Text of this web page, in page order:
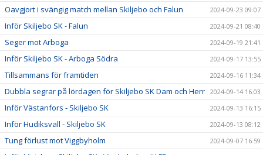
Oavgjort i svängig match mellan Skiljebo och Falun 2024-09-23 09:07
Inför Skiljebo SK - Falun 2024-09-21 08:40
Seger mot Arboga 2024-09-19 21:41
Inför Skiljebo SK - Arboga Södra 2024-09-17 13:55
Tillsammans för framtiden 2024-09-16 11:34
Dubbla segrar på lördagen för Skiljebo SK Dam och Herr 2024-09-14 16:03
Inför Västanfors - Skiljebo SK 2024-09-13 16:15
Inför Hudiksvall - Skiljebo SK 2024-09-13 08:12
Tung förlust mot Viggbyholm 2024-09-07 16:59